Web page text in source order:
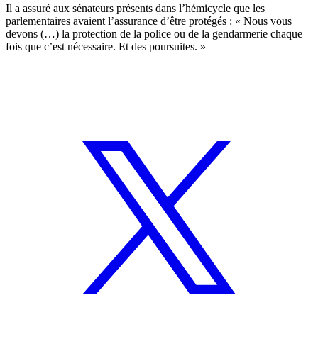
Il a assuré aux sénateurs présents dans l’hémicycle que les
parlementaires avaient l’assurance d’être protégés : « Nous vous
devons (…) la protection de la police ou de la gendarmerie chaque
fois que c’est nécessaire. Et des poursuites. »